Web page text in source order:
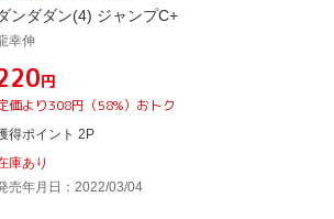
ンダダン(4) ジャンプC+
幸伸
円
価より308円（58%）おトク
得ポイント 2P
庫あり
売年月日：2022/03/04